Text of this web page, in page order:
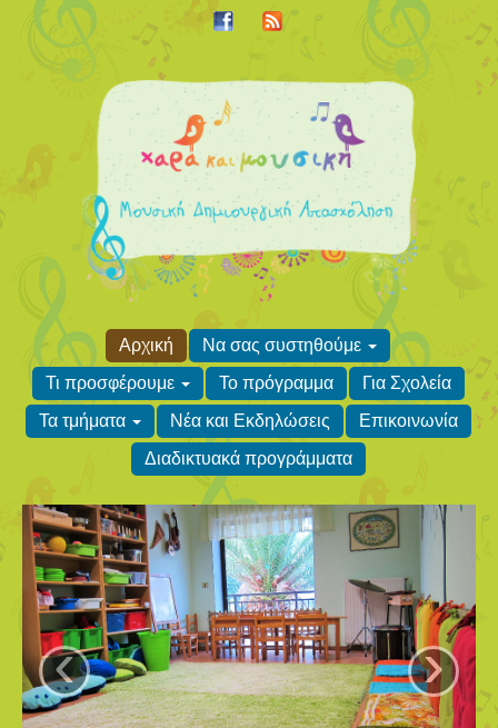
Αρχική
Να σας συστηθούμε
Τι προσφέρουμε
Το πρόγραμμα
Για Σχολεία
Τα τμήματα
Νέα και Εκδηλώσεις
Επικοινωνία
Διαδικτυακά προγράμματα
‹ ›